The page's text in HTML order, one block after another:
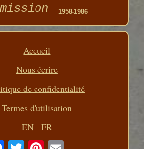
1958-1986
Accueil
Nous écrire
de confidentialité
Termes d'utilisation
EN
FR